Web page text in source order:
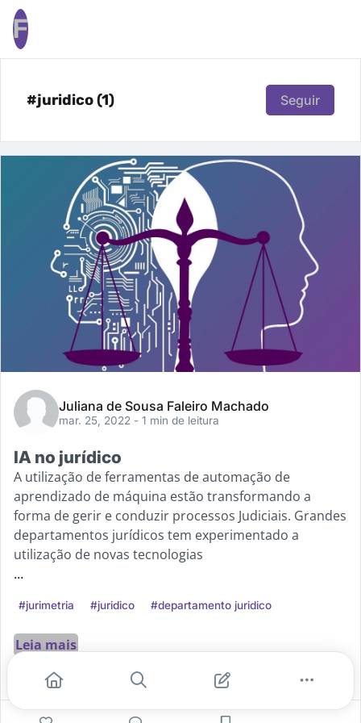
F
#juridico (1) Seguir
Juliana de Sousa Faleiro Machado
mar. 25, 2022 - 1 min de leitura
IA no jurídico
A utilização de ferramentas de automação de
aprendizado de máquina estão transformando a
forma de gerir e conduzir processos Judiciais. Grandes
departamentos jurídicos tem experimentado a
utilização de novas tecnologias
...
#jurimetria #juridico #departamento juridico
Leia mais